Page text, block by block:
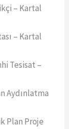
– Kartal
– Kartal
Tesisat –
Aydınlatma
Plan Proje